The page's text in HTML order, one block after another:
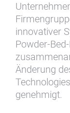
innovativer
Powder-
Änderung
genehmigt.